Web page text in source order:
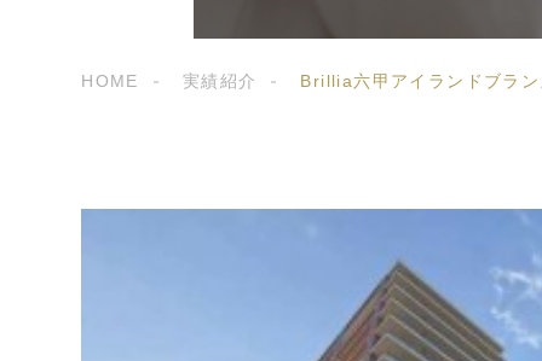
HOME 実績紹介 Brillia六甲アイランドブラ